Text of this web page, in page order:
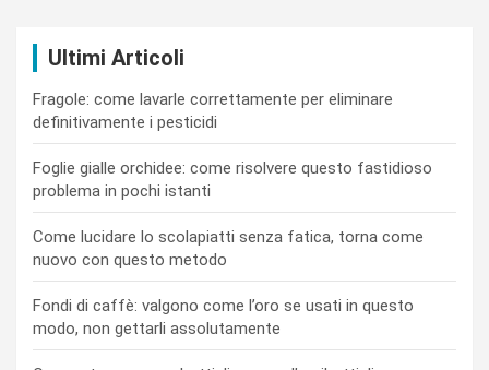
Ultimi Articoli
Fragole: come lavarle correttamente per eliminare
definitivamente i pesticidi
Foglie gialle orchidee: come risolvere questo fastidioso
problema in pochi istanti
Come lucidare lo scolapiatti senza fatica, torna come
nuovo con questo metodo
Fondi di caffè: valgono come l’oro se usati in questo
modo, non gettarli assolutamente